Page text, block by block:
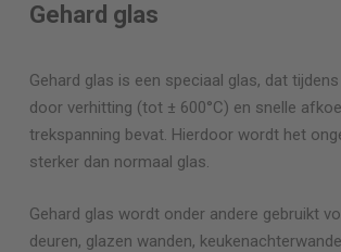
Gehard glas
Gehard glas is een speciaal glas, dat
door verhitting (tot ± 600°C) en snelle
trekspanning bevat. Hierdoor wordt het
sterker dan normaal glas.
Gehard glas wordt onder andere gebruikt
deuren, glazen wanden,